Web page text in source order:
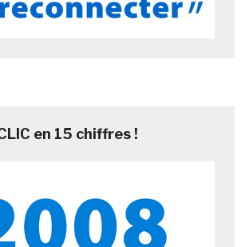
en 15 chiffres !